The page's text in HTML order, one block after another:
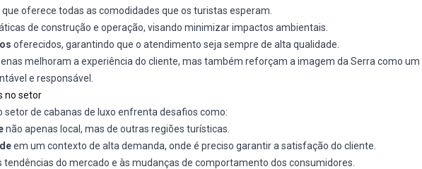
que oferece todas as comodidades que os turistas esperam.
de construção e operação, visando minimizar impactos ambientais.
oferecidos, garantindo que o atendimento seja sempre de alta qualidade.
melhoram a experiência do cliente, mas também reforçam a imagem da Serra como um
e responsável.
no setor
setor de cabanas de luxo enfrenta desafios como:
não apenas local, mas de outras regiões turísticas.
em um contexto de alta demanda, onde é preciso garantir a satisfação do cliente.
tendências do mercado e às mudanças de comportamento dos consumidores.